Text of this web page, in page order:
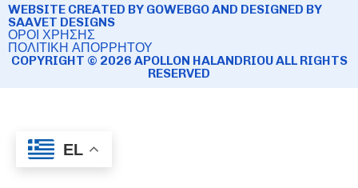
WEBSITE CREATED BY GOWEBGO AND DESIGNED BY
SAAVET DESIGNS
ΟΡΟΙ ΧΡΗΣΗΣ
ΠΟΛΙΤΙΚΗ ΑΠΟΡΡΗΤΟΥ
COPYRIGHT © 2026 APOLLON HALANDRIOU ALL RIGHTS
RESERVED
EL